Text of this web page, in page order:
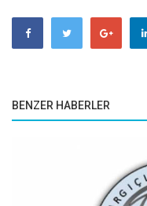
BENZER HABERLER